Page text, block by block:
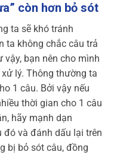
còn hơn bỏ sót
ta sẽ khó tránh
ta không chắc câu trả
bạn nên cho mình
lý. Thông thường ta
1 câu. Bởi vậy nếu
thời gian cho 1 câu
hãy mạnh dạn
đó và đánh dấu lại trên
bị bỏ sót câu, đồng